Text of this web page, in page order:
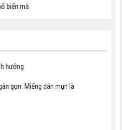
biến mà
hưởng
gọn: Miếng dán mụn là